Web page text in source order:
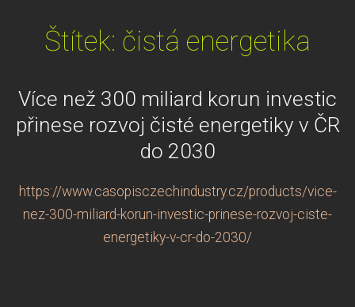
Štítek: čistá energetika
Více než 300 miliard korun investic
přinese rozvoj čisté energetiky v ČR
do 2030
https://www.casopisczechindustry.cz/products/vice-
nez-300-miliard-korun-investic-prinese-rozvoj-ciste-
energetiky-v-cr-do-2030/